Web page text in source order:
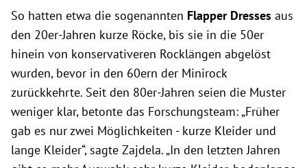
So hatten etwa die sogenannten Flapper Dresses aus
den 20er-Jahren kurze Röcke, bis sie in die 50er
hinein von konservativeren Rocklängen abgelöst
wurden, bevor in den 60ern der Minirock
zurückkehrte. Seit den 80er-Jahren seien die Muster
weniger klar, betonte das Forschungsteam: „Früher
gab es nur zwei Möglichkeiten - kurze Kleider und
lange Kleider“, sagte Zajdela. „In den letzten Jahren